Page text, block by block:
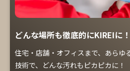
どんな場所も徹底的にKIREIに！
住宅・店舗・オフィスまで、あらゆ
技術で、どんな汚れもピカピカに！